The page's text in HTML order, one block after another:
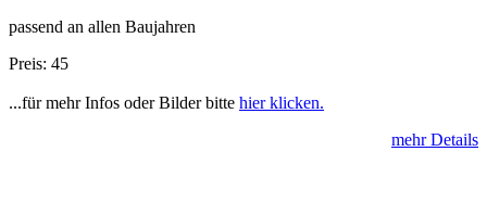
passend an allen Baujahren
Preis: 45
...für mehr Infos oder Bilder bitte hier klicken.
mehr Details